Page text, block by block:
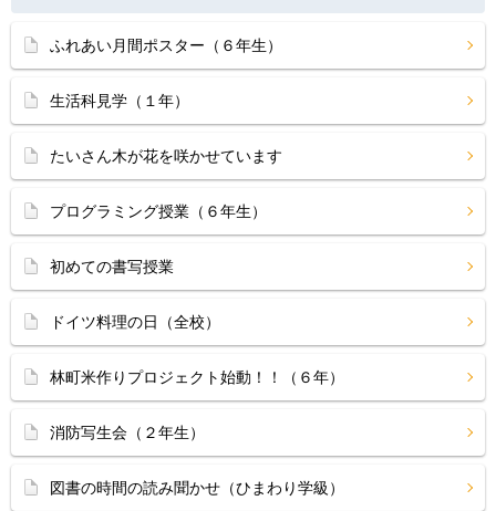
ふれあい月間ポスター（６年生）
生活科見学（１年）
たいさん木が花を咲かせています
プログラミング授業（６年生）
初めての書写授業
ドイツ料理の日（全校）
林町米作りプロジェクト始動！！（６年）
消防写生会（２年生）
図書の時間の読み聞かせ（ひまわり学級）